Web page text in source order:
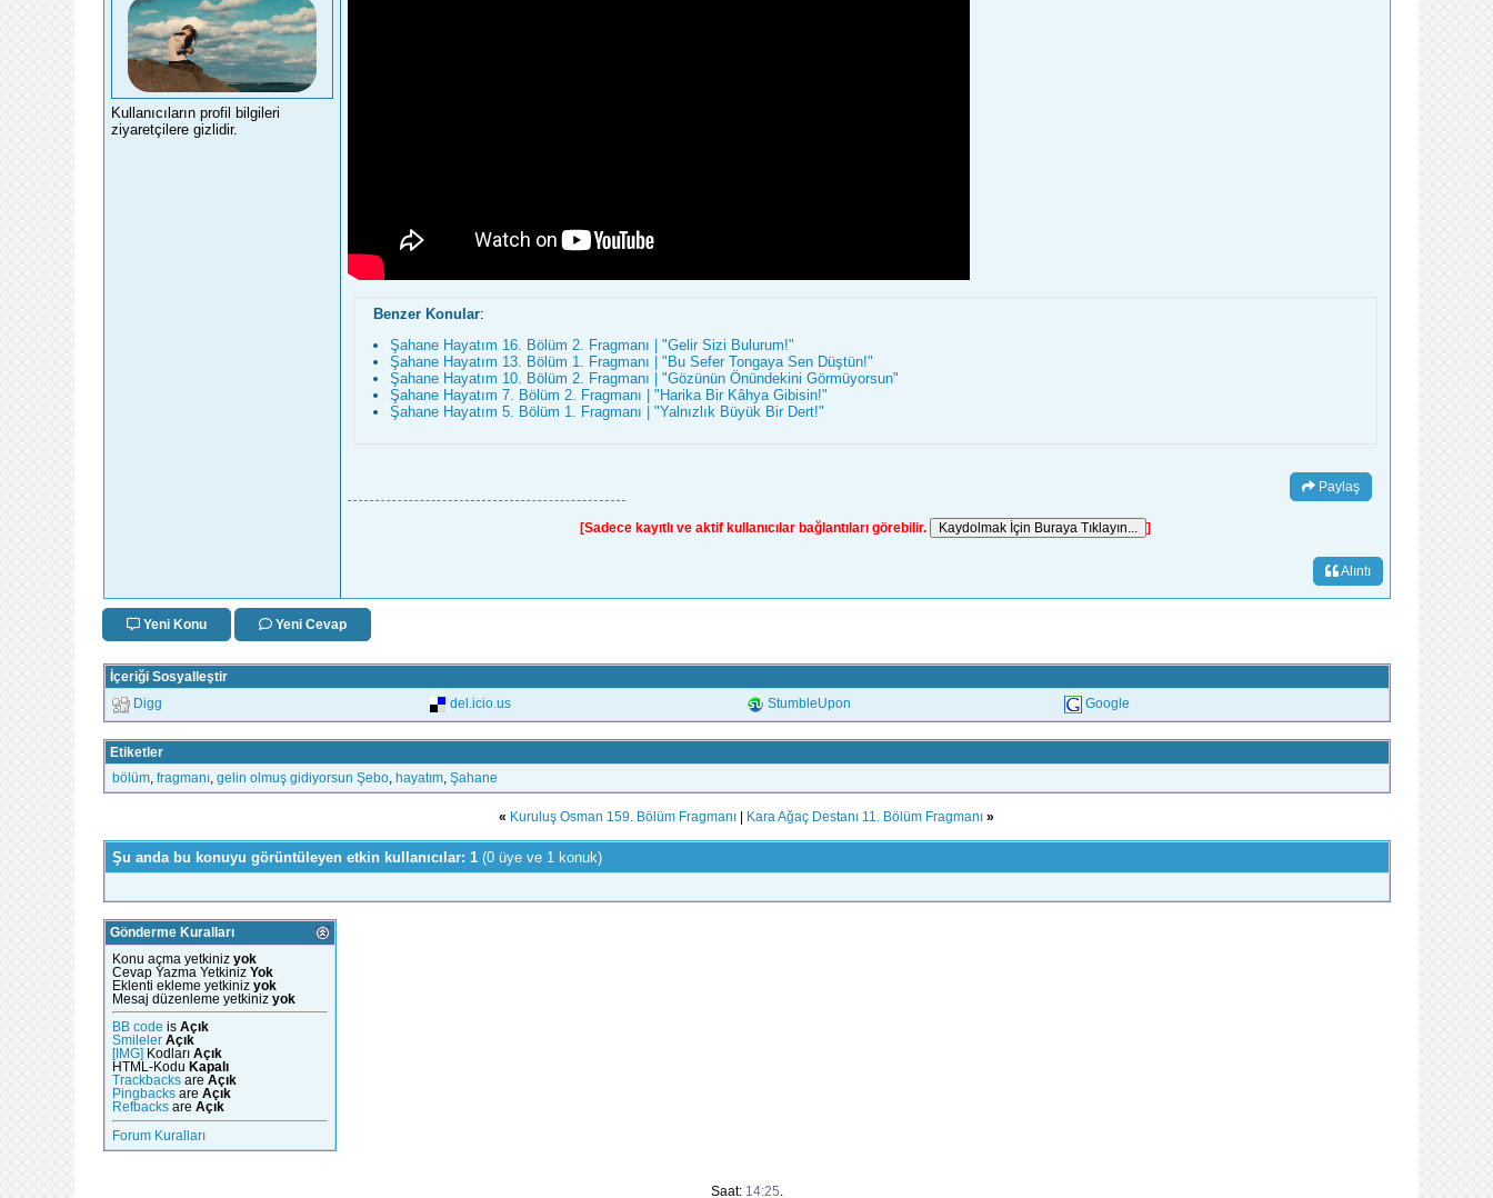
Kullanıcıların profil bilgileri
ziyaretçilere gizlidir.
Benzer Konular:
Şahane Hayatım 16. Bölüm 2. Fragmanı | "Gelir Sizi Bulurum!"
Şahane Hayatım 13. Bölüm 1. Fragmanı | "Bu Sefer Tongaya Sen Düştün!"
Şahane Hayatım 10. Bölüm 2. Fragmanı | "Gözünün Önündekini Görmüyorsun"
Şahane Hayatım 7. Bölüm 2. Fragmanı | "Harika Bir Kâhya Gibisin!"
Şahane Hayatım 5. Bölüm 1. Fragmanı | "Yalnızlık Büyük Bir Dert!"
Paylaş
[Sadece kayıtlı ve aktif kullanıcılar bağlantıları görebilir. ]
Alıntı
Yeni Konu Yeni Cevap
İçeriği Sosyalleştir
Digg del.icio.us StumbleUpon Google
Etiketler
bölüm, fragmanı, gelin olmuş gidiyorsun Şebo, hayatım, Şahane
« Kuruluş Osman 159. Bölüm Fragmanı Kara Ağaç Destanı 11. Bölüm Fragmanı »
Şu anda bu konuyu görüntüleyen etkin kullanıcılar: 1 (0 üye ve 1 konuk)
Gönderme Kuralları
Konu açma yetkiniz yok
Cevap Yazma Yetkiniz Yok
Eklenti ekleme yetkiniz yok
Mesaj düzenleme yetkiniz yok
BB code is Açık
Smileler Açık
[IMG]
Kodları Açık
HTML-Kodu Kapalı
Trackbacksare Açık
Pingbacksare Açık
Refbacksare Açık
Forum Kuralları
Saat: 14:25